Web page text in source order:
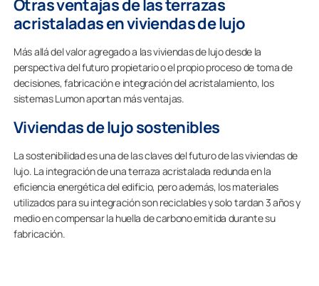
Otras ventajas de las terrazas
acristaladas en viviendas de lujo
Más allá del valor agregado a las viviendas de lujo desde la
perspectiva del futuro propietario o el propio proceso de toma de
decisiones, fabricación e integración del acristalamiento, los
sistemas Lumon aportan más ventajas.
Viviendas de lujo sostenibles
La sostenibilidad es una de las claves del futuro de las viviendas de
lujo. La integración de una terraza acristalada redunda en la
eficiencia energética del edificio, pero además, los materiales
utilizados para su integración son reciclables y solo tardan 3 años y
medio en compensar la huella de carbono emitida durante su
fabricación.